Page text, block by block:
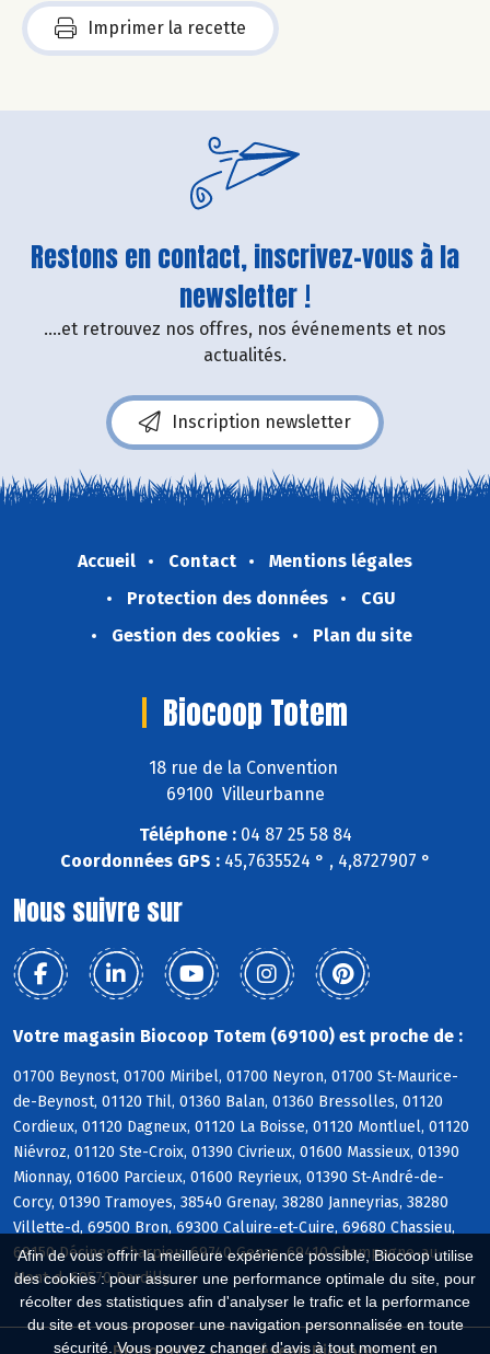
Afin de vous offrir la meilleure expérience possible, Biocoop utilise
des cookies : pour assurer une performance optimale du site, pour
récolter des statistiques afin d'analyser le trafic et la performance
du site et vous proposer une navigation personnalisée en toute
sécurité. Vous pouvez changer d'avis à tout moment en
Imprimer la recette
Restons en contact, inscrivez-vous à la
newsletter !
....et retrouvez nos offres, nos événements et nos
actualités.
Inscription newsletter
Accueil Contact
Mentions légales
Protection des données
CGU
Gestion des cookies
Plan du site
Biocoop Totem
18 rue de la Convention
69100 Villeurbanne
Téléphone :04 87 25 58 84
Coordonnées GPS :45,7635524 ° , 4,8727907 °
Nous suivre sur
Votre magasin Biocoop Totem (69100) est proche de :
01700 Beynost, 01700 Miribel, 01700 Neyron, 01700 St-Maurice-
de-Beynost, 01120 Thil, 01360 Balan, 01360 Bressolles, 01120
Cordieux, 01120 Dagneux, 01120 La Boisse, 01120 Montluel, 01120
Niévroz, 01120 Ste-Croix, 01390 Civrieux, 01600 Massieux, 01390
Mionnay, 01600 Parcieux, 01600 Reyrieux, 01390 St-André-de-
Corcy, 01390 Tramoyes, 38540 Grenay, 38280 Janneyrias, 38280
Villette-d, 69500 Bron, 69300 Caluire-et-Cuire, 69680 Chassieu,
69150 Décines-Charpieu, 69740 Genas, 69410 Champagne-au-
Mont-d, 69570 Dardilly